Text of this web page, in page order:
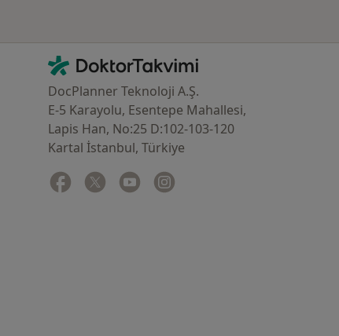
İletişim
DoktorTakvimi - Ana Sayfa
DocPlanner Teknoloji A.Ş.
E-5 Karayolu, Esentepe Mahallesi,
Lapis Han, No:25 D:102-103-120
Kartal İstanbul, Türkiye
Facebook
yeni bir sekmede açılır
Twitter
yeni bir sekmede açılır
Youtube
yeni bir sekmede açılır